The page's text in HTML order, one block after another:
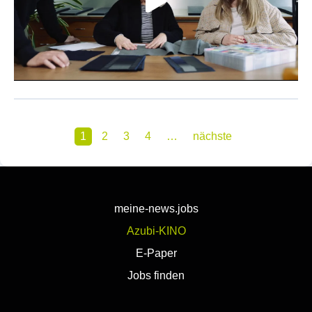
1 2 3 4 … nächste
meine-news.jobs
Azubi-KINO
E-Paper
Jobs finden